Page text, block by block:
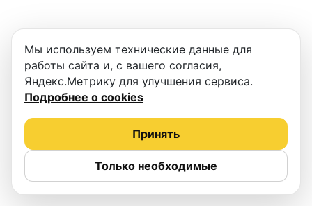
Мы используем технические данные для
работы сайта и, с вашего согласия,
Яндекс.Метрику для улучшения сервиса.
Подробнее о cookies
Только необходимые
Принять